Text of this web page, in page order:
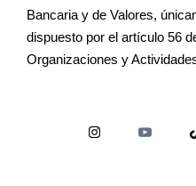
Bancaria y de Valores,
dispuesto por el artículo 56
Organizaciones y